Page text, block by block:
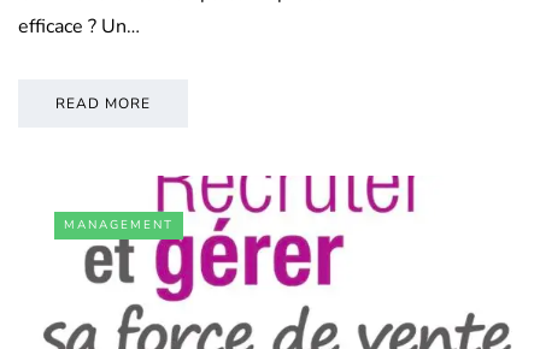
efficace ? Un…
READ MORE
MANAGEMENT